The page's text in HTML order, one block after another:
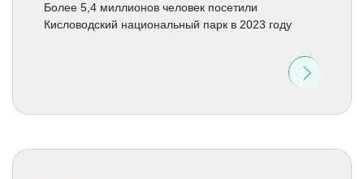
Более 5,4 миллионов человек посетили
Кисловодский национальный парк в 2023 году